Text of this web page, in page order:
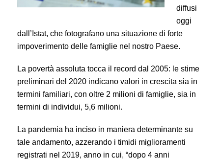
diffusi
oggi
dall’Istat, che fotografano una situazione di forte
impoverimento delle famiglie nel nostro Paese.
La povertà assoluta tocca il record dal 2005: le stime
preliminari del 2020 indicano valori in crescita sia in
termini familiari, con oltre 2 milioni di famiglie, sia in
termini di individui, 5,6 milioni.
La pandemia ha inciso in maniera determinante su
tale andamento, azzerando i timidi miglioramenti
registrati nel 2019, anno in cui, “dopo 4 anni